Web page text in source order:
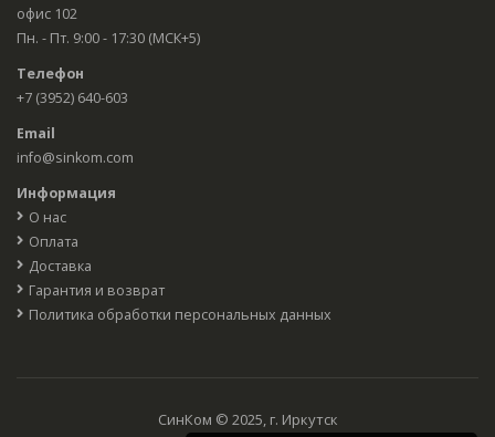
офис 102
Пн. - Пт. 9:00 - 17:30 (МСК+5)
Телефон
+7 (3952) 640-603
Email
info@sinkom.com
Информация
О нас
Оплата
Доставка
Гарантия и возврат
Политика обработки персональных данных
СинКом © 2025, г. Иркутск